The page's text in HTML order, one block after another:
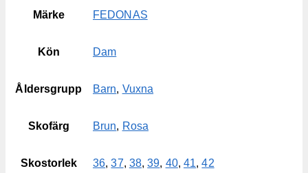
Märke FEDONAS
Kön Dam
Åldersgrupp Barn, Vuxna
Skofärg Brun, Rosa
Skostorlek 36,37, 38,39, 40,41,42